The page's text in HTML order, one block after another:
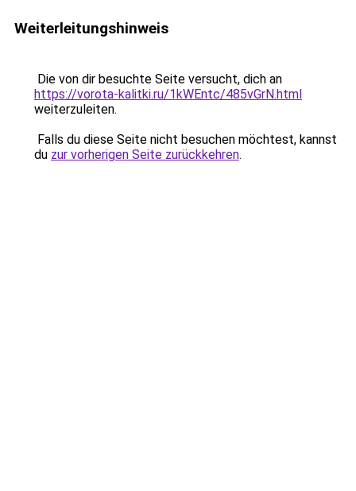
Weiterleitungshinweis
Die von dir besuchte Seite versucht, dich an
https://vorota-kalitki.ru/1kWEntc/485vGrN.html
weiterzuleiten.
Falls du diese Seite nicht besuchen möchtest, kannst
du zur vorherigen Seite zurückkehren.